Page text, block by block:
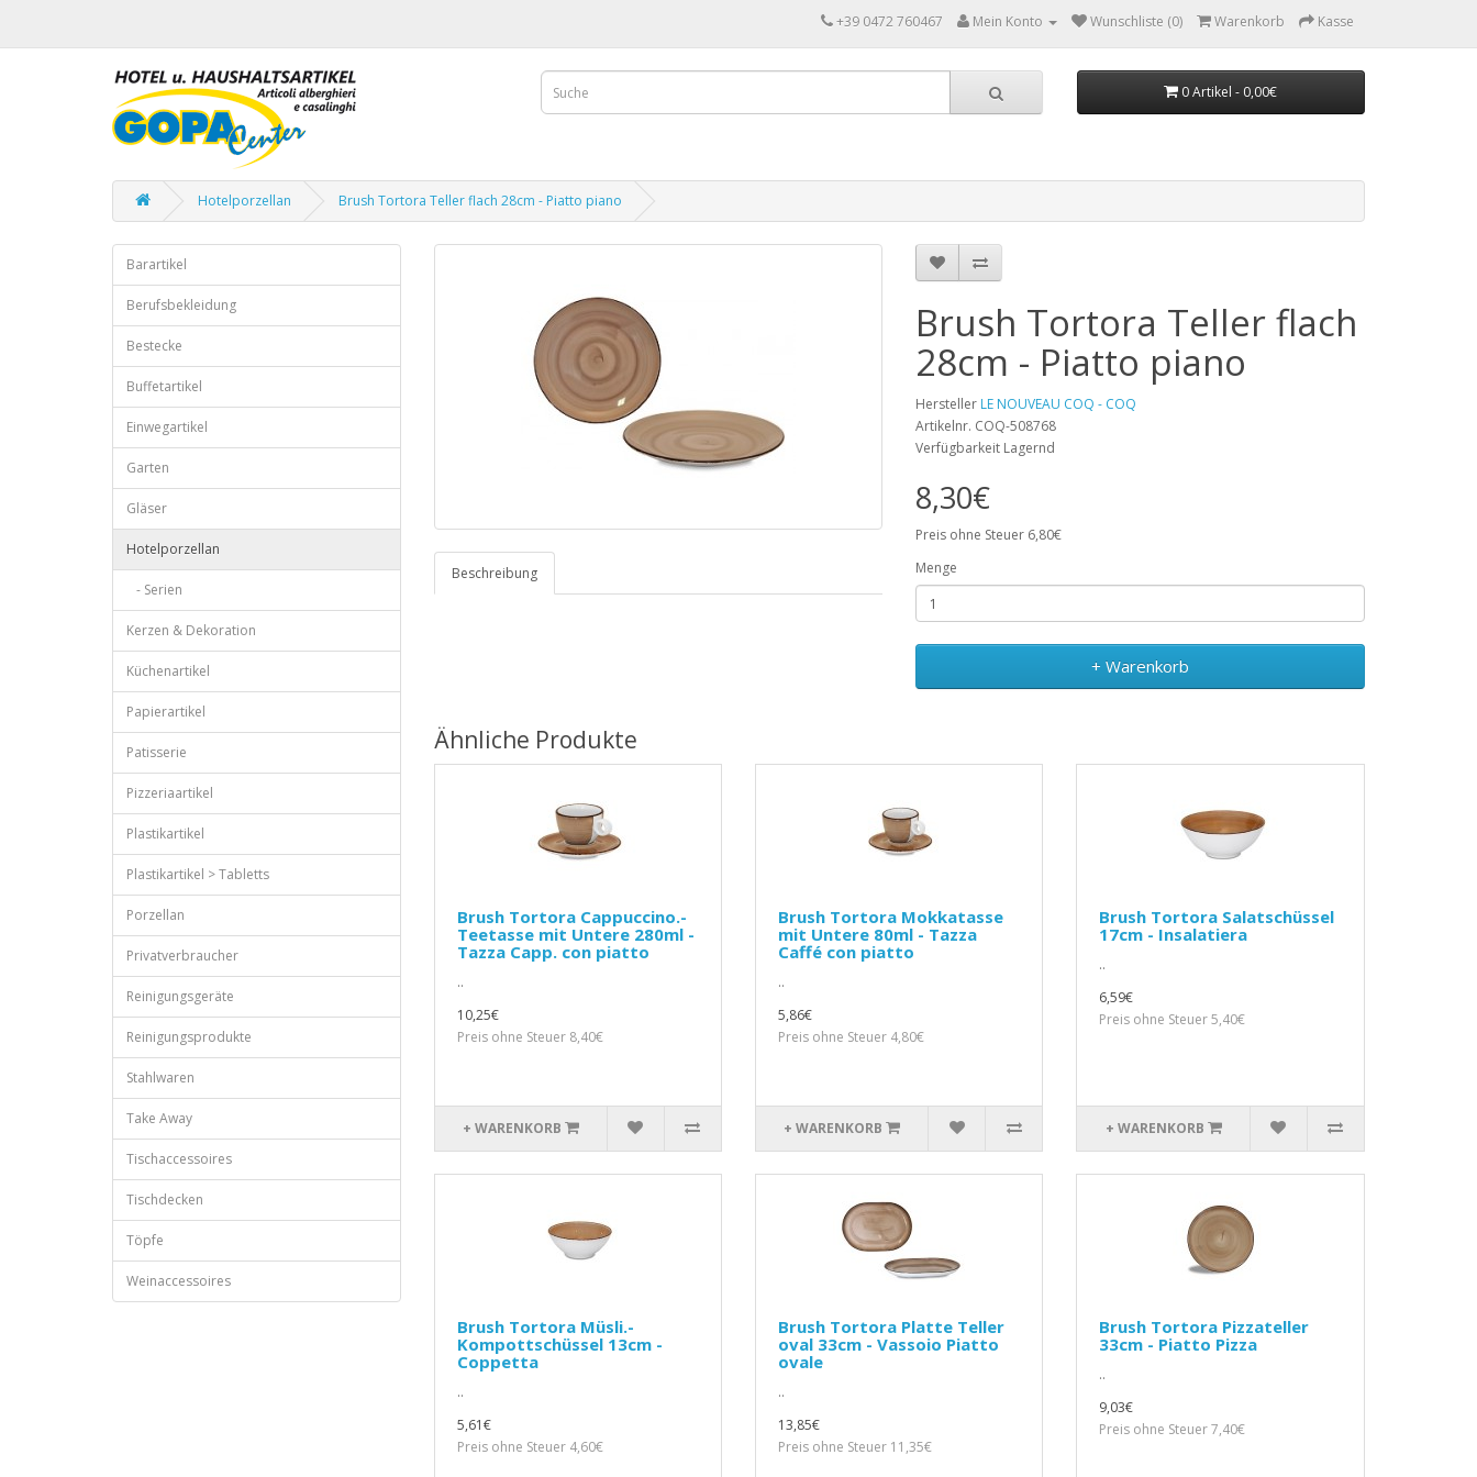
+39 0472 760467 Mein Konto Wunschliste (0) Warenkorb Kasse
0 Artikel - 0,00€
Hotelporzellan Brush Tortora Teller flach 28cm - Piatto piano
Barartikel
Berufsbekleidung
Bestecke
Buffetartikel
Einwegartikel
Garten
Gläser
Hotelporzellan
- Serien
Kerzen & Dekoration
Küchenartikel
Papierartikel
Patisserie
Pizzeriaartikel
Plastikartikel
Plastikartikel > Tabletts
Porzellan
Privatverbraucher
Reinigungsgeräte
Reinigungsprodukte
Stahlwaren
Take Away
Tischaccessoires
Tischdecken
Töpfe
Weinaccessoires
Beschreibung
Brush Tortora Teller flach
28cm - Piatto piano
Hersteller LE NOUVEAU COQ - COQ
Artikelnr. COQ-508768
Verfügbarkeit Lagernd
8,30€
Preis ohne Steuer 6,80€
Menge
+ Warenkorb
Ähnliche Produkte
Brush Tortora Cappuccino.-
Teetasse mit Untere 280ml -
Tazza Capp. con piatto
..
10,25€
Preis ohne Steuer 8,40€
+ WARENKORB
Brush Tortora Mokkatasse
mit Untere 80ml - Tazza
Caffé con piatto
..
5,86€
Preis ohne Steuer 4,80€
+ WARENKORB
Brush Tortora Salatschüssel
17cm - Insalatiera
..
6,59€
Preis ohne Steuer 5,40€
+ WARENKORB
Brush Tortora Müsli.-
Kompottschüssel 13cm -
Coppetta
..
5,61€
Preis ohne Steuer 4,60€
Brush Tortora Platte Teller
oval 33cm - Vassoio Piatto
ovale
..
13,85€
Preis ohne Steuer 11,35€
Brush Tortora Pizzateller
33cm - Piatto Pizza
..
9,03€
Preis ohne Steuer 7,40€